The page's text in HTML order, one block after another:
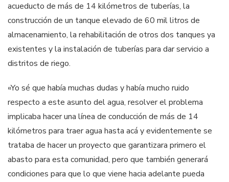
acueducto de más de 14 kilómetros de tuberías, la
construcción de un tanque elevado de 60 mil litros de
almacenamiento, la rehabilitación de otros dos tanques ya
existentes y la instalación de tuberías para dar servicio a
distritos de riego.
«Yo sé que había muchas dudas y había mucho ruido
respecto a este asunto del agua, resolver el problema
implicaba hacer una línea de conducción de más de 14
kilómetros para traer agua hasta acá y evidentemente se
trataba de hacer un proyecto que garantizara primero el
abasto para esta comunidad, pero que también generará
condiciones para que lo que viene hacia adelante pueda